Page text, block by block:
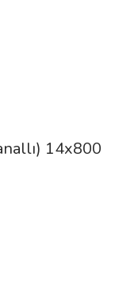
14x800